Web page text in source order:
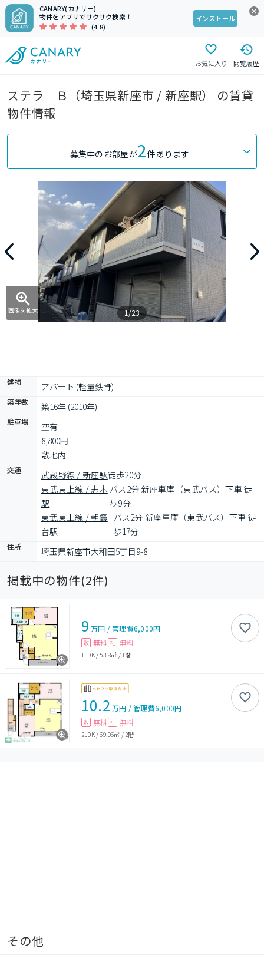
CANARY(カナリー)
物件をアプリでサクサク検索！
(4.8)
インストール
お気に入り 閲覧履歴
ステラ Ｂ（埼玉県新座市 / 新座駅） の賃貸
物件情報
募集中のお部屋が2件あります
画像を拡大 1/23
建物 アパート (軽量鉄骨)
築年数 築16年 (2010年)
駐車場
空有
8,800円
敷地内
交通 武蔵野線 / 新座駅徒歩20分
東武東上線 / 志木
駅
バス2分 新座車庫（東武バス）下車 徒
歩9分
東武東上線 / 朝霞
台駅
バス2分 新座車庫（東武バス）下車 徒
歩17分
住所 埼玉県新座市大和田5丁目9-8
掲載中の物件(2件)
9 万円 /管理費6,000円
敷 無料 礼 無料
1LDK/53.8㎡ / 1階
10.2 万円 /管理費6,000円
敷 無料 礼 無料
2LDK/69.06㎡ /2階
その他